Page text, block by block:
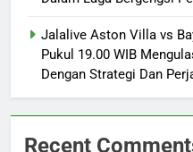
Jalalive Aston Villa vs
Pukul 19.00 WIB
Dengan Strategi Dan
Recent